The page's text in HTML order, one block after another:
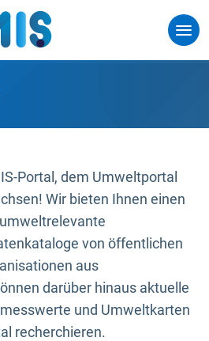
Portal, dem Umweltportal
Wir bieten Ihnen einen
von öffentlichen
aus
darüber hinaus aktuelle
und Umweltkarten
recherchieren.